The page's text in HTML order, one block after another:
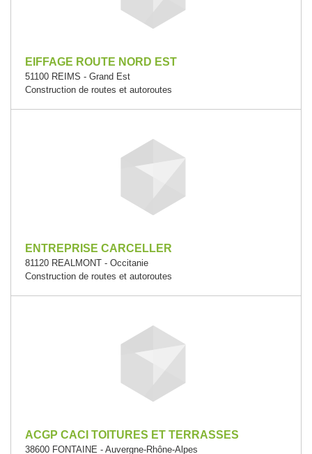
EIFFAGE ROUTE NORD EST
51100 REIMS - Grand Est
Construction de routes et autoroutes
ENTREPRISE CARCELLER
81120 REALMONT - Occitanie
Construction de routes et autoroutes
ACGP CACI TOITURES ET TERRASSES
38600 FONTAINE - Auvergne-Rhône-Alpes